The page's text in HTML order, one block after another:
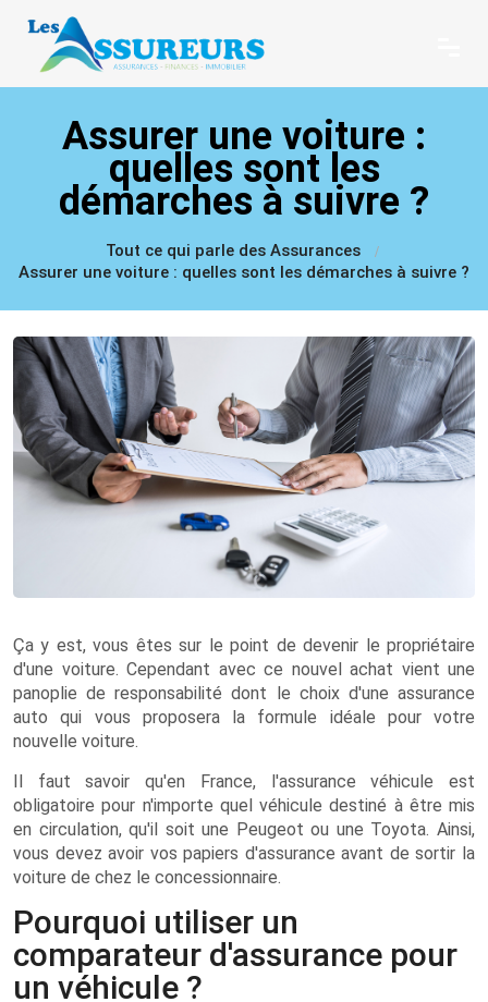
Assurer une voiture :
quelles sont les
démarches à suivre ?
Tout ce qui parle des Assurances
Assurer une voiture : quelles sont les démarches à suivre ?
Ça y est, vous êtes sur le point de devenir le propriétaire
d'une voiture. Cependant avec ce nouvel achat vient une
panoplie de responsabilité dont le choix d'une assurance
auto qui vous proposera la formule idéale pour votre
nouvelle voiture.
Il faut savoir qu'en France, l'assurance véhicule est
obligatoire pour n'importe quel véhicule destiné à être mis
en circulation, qu'il soit une Peugeot ou une Toyota. Ainsi,
vous devez avoir vos papiers d'assurance avant de sortir la
voiture de chez le concessionnaire.
Pourquoi utiliser un
comparateur d'assurance pour
un véhicule ?